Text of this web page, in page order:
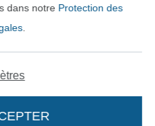
à mon panier
à la boutique
dans notre Protection des
.